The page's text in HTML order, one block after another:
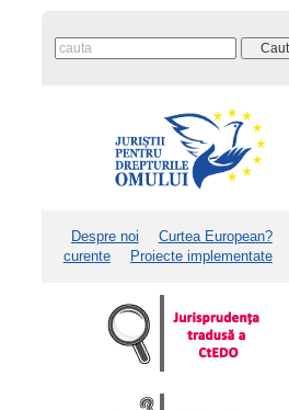
Despre noi Curtea European?
curente
Proiecte implementate